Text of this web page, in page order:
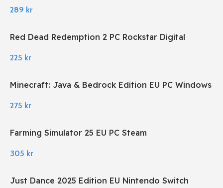
289 kr
Red Dead Redemption 2 PC Rockstar Digital
225 kr
Minecraft: Java & Bedrock Edition EU PC Windows
275 kr
Farming Simulator 25 EU PC Steam
305 kr
Just Dance 2025 Edition EU Nintendo Switch